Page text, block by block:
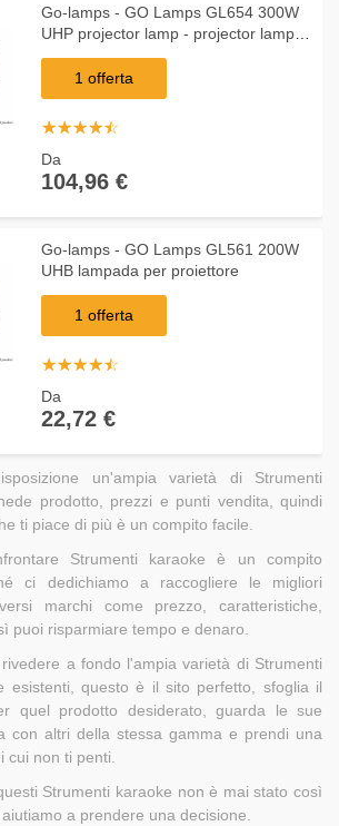
Go-lamps - GO Lamps GL654 300W
UHP projector lamp - projector lamps
(UHP, 300 W, 3000 h, Acer, P5206,
P5403)1 offerta
☆☆☆☆☆
★★★★★
Da
104,96 €
Go-lamps - GO Lamps GL561 200W
UHB lampada per proiettore
1 offerta
☆☆☆☆☆
★★★★★
Da
22,72 €
un'ampia varietà di Strumenti
prodotto, prezzi e punti vendita, quindi
ti piace di più è un compito facile.
Strumenti karaoke è un compito
ci dedichiamo a raccogliere le migliori
marchi come prezzo, caratteristiche,
puoi risparmiare tempo e denaro.
a fondo l'ampia varietà di Strumenti
esistenti, questo è il sito perfetto, sfoglia il
quel prodotto desiderato, guarda le sue
con altri della stessa gamma e prendi una
cui non ti penti.
Strumenti karaoke non è mai stato così
a prendere una decisione.